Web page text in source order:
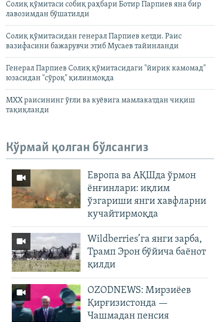
Солиқ қўмитаси собиқ раҳбари Ботир Парпиев яна бир
лавозимдан бўшатилди
Солиқ қўмитасидан генерал Парпиев кетди. Раис
вазифасини бажарувчи этиб Мусаев тайинланди
Генерал Парпиев Солиқ қўмитасидаги "йирик камомад"
юзасидан "сўроқ" қилинмоқда
МХХ раисининг ўғли ва куёвига мамлакатдан чиқиш
тақиқланди
Кўрмай қолган бўлсангиз
Европа ва АҚШда ўрмон
ёнғинлари: иқлим
ўзгариши янги хавфларни
кучайтирмоқда
Wildberries’га янги зарба,
Трамп Эрон бўйича баёнот
қилди
OZODNEWS: Мирзиёев
Қирғизистонда —
Чашмадан пенсия